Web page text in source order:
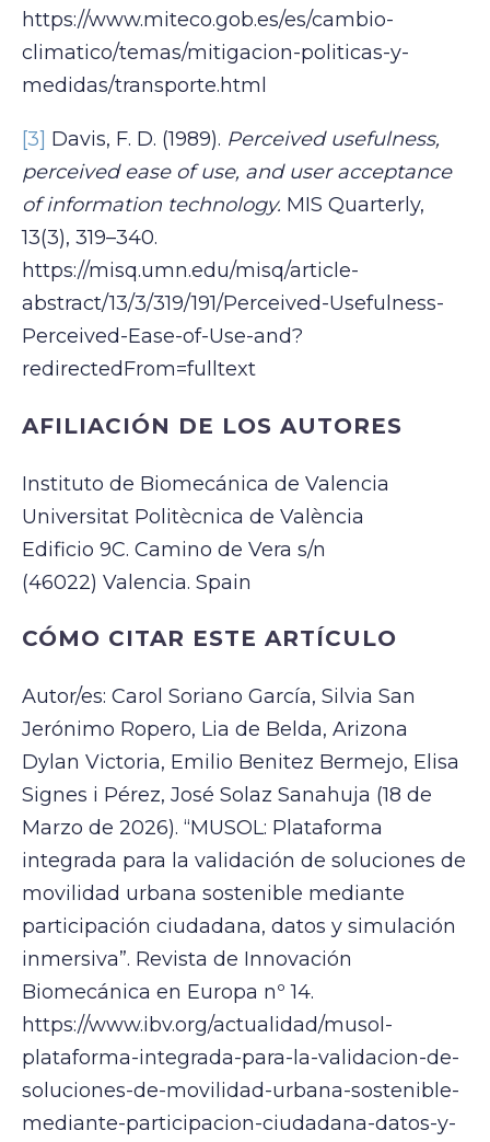
https://www.miteco.gob.es/es/cambio-
climatico/temas/mitigacion-politicas-y-
medidas/transporte.html
[3] Davis, F. D. (1989). Perceived usefulness,
perceived ease of use, and user acceptance
of information technology. MIS Quarterly,
13(3), 319–340.
https://misq.umn.edu/misq/article-
abstract/13/3/319/191/Perceived-Usefulness-
Perceived-Ease-of-Use-and?
redirectedFrom=fulltext
AFILIACIÓN DE LOS AUTORES
Instituto de Biomecánica de Valencia
Universitat Politècnica de València
Edificio 9C. Camino de Vera s/n
(46022) Valencia. Spain
CÓMO CITAR ESTE ARTÍCULO
Autor/es: Carol Soriano García, Silvia San
Jerónimo Ropero, Lia de Belda, Arizona
Dylan Victoria, Emilio Benitez Bermejo, Elisa
Signes i Pérez, José Solaz Sanahuja (18 de
Marzo de 2026). “MUSOL: Plataforma
integrada para la validación de soluciones de
movilidad urbana sostenible mediante
participación ciudadana, datos y simulación
inmersiva”. Revista de Innovación
Biomecánica en Europa nº 14.
https://www.ibv.org/actualidad/musol-
plataforma-integrada-para-la-validacion-de-
soluciones-de-movilidad-urbana-sostenible-
mediante-participacion-ciudadana-datos-y-